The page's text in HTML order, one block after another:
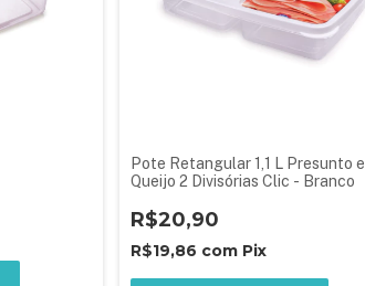
Pote Retangular 1,1 L Presunto e
Queijo 2 Divisórias Clic - Branco
R$20,90
R$19,86 com Pix